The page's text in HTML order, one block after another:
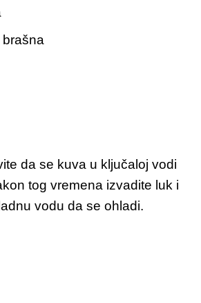
da se kuva u ključaloj vodi
tog vremena izvadite luk i
vodu da se ohladi.